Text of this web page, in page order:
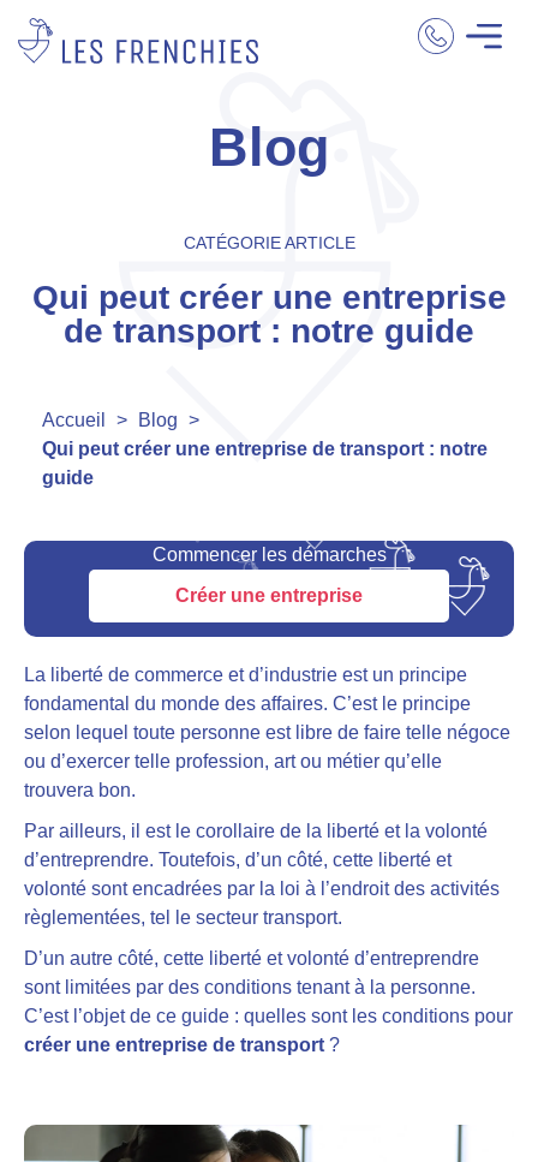
Blog
CATÉGORIE ARTICLE
Qui peut créer une entreprise
de transport : notre guide
Accueil > Blog >
Qui peut créer une entreprise de transport : notre
guide
Commencer les démarches
Créer une entreprise
La liberté de commerce et d’industrie est un principe
fondamental du monde des affaires. C’est le principe
selon lequel toute personne est libre de faire telle négoce
ou d’exercer telle profession, art ou métier qu’elle
trouvera bon.
Par ailleurs, il est le corollaire de la liberté et la volonté
d’entreprendre. Toutefois, d’un côté, cette liberté et
volonté sont encadrées par la loi à l’endroit des activités
règlementées, tel le secteur transport.
D’un autre côté, cette liberté et volonté d’entreprendre
sont limitées par des conditions tenant à la personne.
C’est l’objet de ce guide : quelles sont les conditions pour
créer une entreprise de transport ?